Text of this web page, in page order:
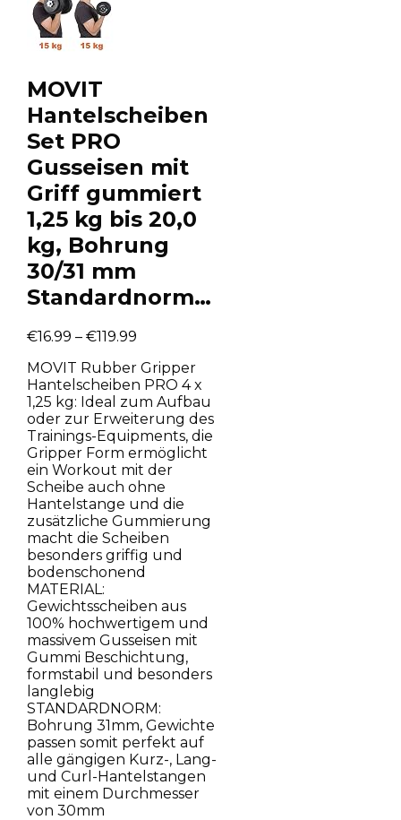
MOVIT
Hantelscheiben
Set PRO
Gusseisen mit
Griff gummiert
1,25 kg bis 20,0
kg, Bohrung
30/31 mm
Standardnorm…
€16.99 – €119.99
MOVIT Rubber Gripper
Hantelscheiben PRO 4 x
1,25 kg: Ideal zum Aufbau
oder zur Erweiterung des
Trainings-Equipments, die
Gripper Form ermöglicht
ein Workout mit der
Scheibe auch ohne
Hantelstange und die
zusätzliche Gummierung
macht die Scheiben
besonders griffig und
bodenschonend
MATERIAL:
Gewichtsscheiben aus
100% hochwertigem und
massivem Gusseisen mit
Gummi Beschichtung,
formstabil und besonders
langlebig
STANDARDNORM:
Bohrung 31mm, Gewichte
passen somit perfekt auf
alle gängigen Kurz-, Lang-
und Curl-Hantelstangen
mit einem Durchmesser
von 30mm